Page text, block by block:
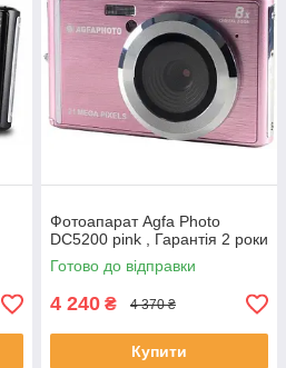
Фотоапарат Agfa Photo
DC5200 pink , Гарантія 2 роки
Готово до відправки
4 240 ₴ 4 370 ₴
Купити